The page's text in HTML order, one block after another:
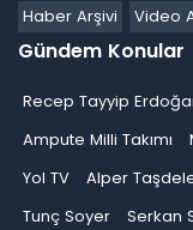
Haber Arşivi
Video
Gündem Konular
Recep Tayyip
Ampute Milli Takımı
Yol TV
Alper
Tunç Soyer
Serkan